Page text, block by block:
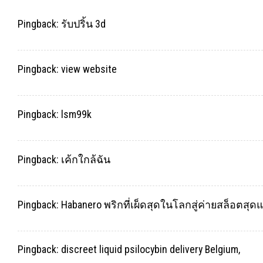
Pingback: รับปริ้น 3d
Pingback: view website
Pingback: lsm99k
Pingback: เค้กใกล้ฉัน
Pingback: Habanero พริกที่เผ็ดสุดในโลกสู่ค่ายสล็อตสุด
Pingback: discreet liquid psilocybin delivery Belgium,